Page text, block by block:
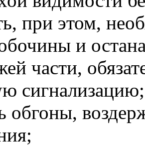
при этом,
и
части,
сигнализацию;
обгоны,